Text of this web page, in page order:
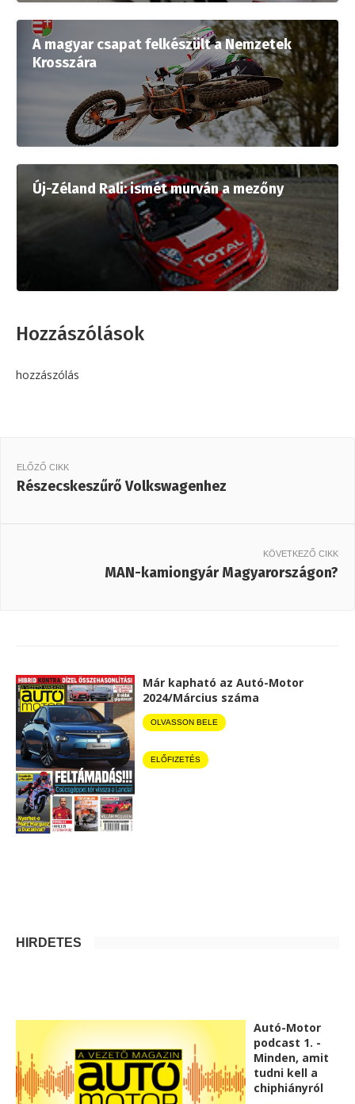
A magyar csapat felkészült a Nemzetek
Krosszára
Új-Zéland Rali: ismét murván a mezőny
Hozzászólások
hozzászólás
ELŐZŐ CIKK
Részecskeszűrő Volkswagenhez
KÖVETKEZŐ CIKK
MAN-kamiongyár Magyarországon?
Már kapható az Autó-Motor
2024/Március száma
OLVASSON BELE
ELŐFIZETÉS
HIRDETÉS
Autó-Motor
podcast 1. -
Minden, amit
tudni kell a
chiphiányról